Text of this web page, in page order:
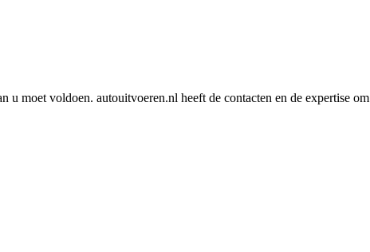
u moet voldoen. autouitvoeren.nl heeft de contacten en de